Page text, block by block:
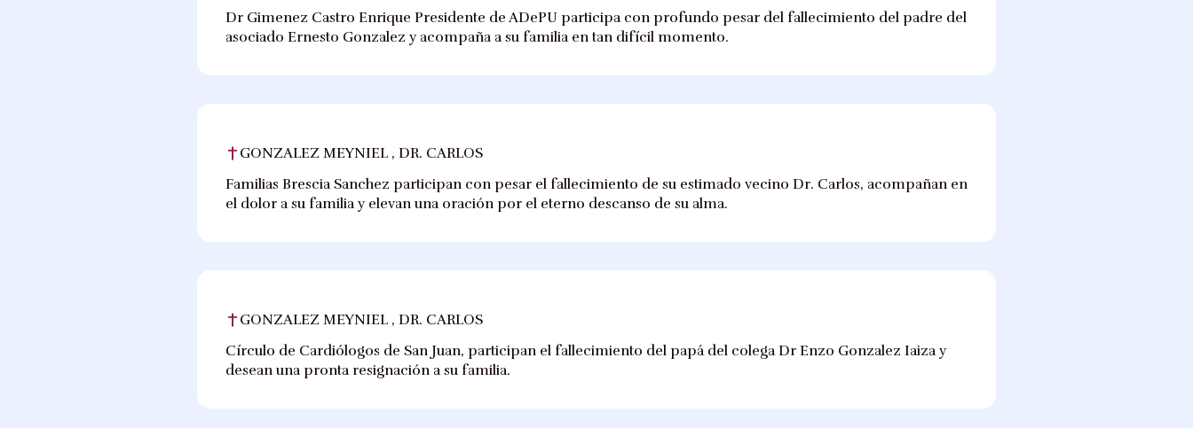
Dr Gimenez Castro Enrique Presidente de ADePU participa con profundo pesar del fallecimiento del padre del
asociado Ernesto Gonzalez y acompaña a su familia en tan difícil momento.
GONZALEZ MEYNIEL , DR. CARLOS
Familias Brescia Sanchez participan con pesar el fallecimiento de su estimado vecino Dr. Carlos, acompañan en
el dolor a su familia y elevan una oración por el eterno descanso de su alma.
GONZALEZ MEYNIEL , DR. CARLOS
Círculo de Cardiólogos de San Juan, participan el fallecimiento del papá del colega Dr Enzo Gonzalez Iaiza y
desean una pronta resignación a su familia.